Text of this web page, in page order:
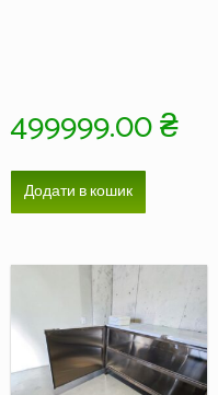
499999.00₴
Додати в кошик